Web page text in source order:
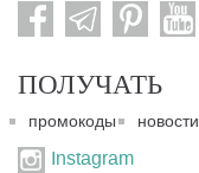
ПОЛУЧАТЬ
промокоды новости
Instagram